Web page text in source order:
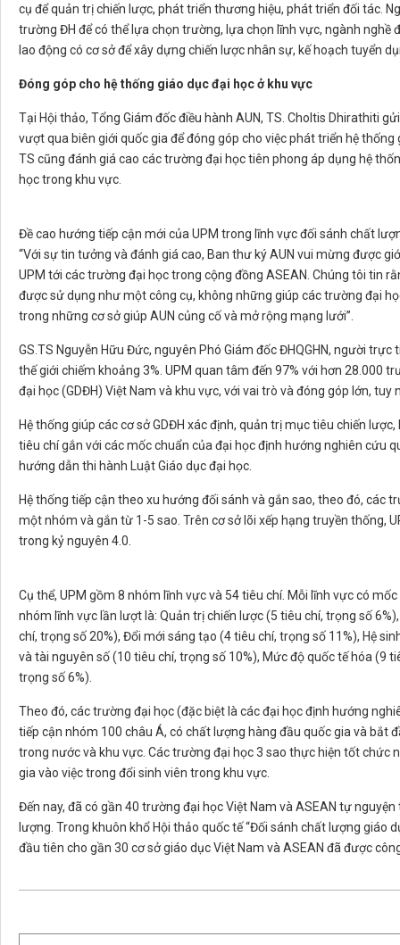
cụ để quản trị chiến lược, phát triển thương hiệu, phát triển đối tác.
trường ĐH để có thể lựa chọn trường, lựa chọn lĩnh vực, ngành
lao động có cơ sở để xây dựng chiến lược nhân sự, kế hoạch tuyển
Đóng góp cho hệ thống giáo dục đại học ở khu vực
Tại Hội thảo, Tổng Giám đốc điều hành AUN, TS. Choltis Dhirathiti
vượt qua biên giới quốc gia để đóng góp cho việc phát triển hệ
TS cũng đánh giá cao các trường đại học tiên phong áp dụng hệ
học trong khu vực.
Đề cao hướng tiếp cận mới của UPM trong lĩnh vực đối sánh chất
“Với sự tin tưởng và đánh giá cao, Ban thư ký AUN vui mừng được
UPM tới các trường đại học trong cộng đồng ASEAN. Chúng tôi tin
được sử dụng như một công cụ, không những giúp các trường đại
trong những cơ sở giúp AUN củng cố và mở rộng mạng lưới”.
GS.TS Nguyễn Hữu Đức, nguyên Phó Giám đốc ĐHQGHN, người
thế giới chiếm khoảng 3%. UPM quan tâm đến 97% với hơn 28.000
đại học (GDĐH) Việt Nam và khu vực, với vai trò và đóng góp lớn,
Hệ thống giúp các cơ sở GDĐH xác định, quản trị mục tiêu chiến
tiêu chí gắn với các mốc chuẩn của đại học định hướng nghiên cứu
hướng dẫn thi hành Luật Giáo dục đại học.
Hệ thống tiếp cận theo xu hướng đối sánh và gắn sao, theo đó, các
một nhóm và gắn từ 1-5 sao. Trên cơ sở lõi xếp hạng truyền thống,
trong kỷ nguyên 4.0.
Cụ thể, UPM gồm 8 nhóm lĩnh vực và 54 tiêu chí. Mỗi lĩnh vực có
nhóm lĩnh vực lần lượt là: Quản trị chiến lược (5 tiêu chí, trọng số
chí, trọng số 20%), Đổi mới sáng tạo (4 tiêu chí, trọng số 11%), Hệ
và tài nguyên số (10 tiêu chí, trọng số 10%), Mức độ quốc tế hóa (9
trọng số 6%).
Theo đó, các trường đại học (đặc biệt là các đại học định hướng
tiếp cận nhóm 100 châu Á, có chất lượng hàng đầu quốc gia và bắt
trong nước và khu vực. Các trường đại học 3 sao thực hiện tốt
gia vào việc trong đổi sinh viên trong khu vực.
Đến nay, đã có gần 40 trường đại học Việt Nam và ASEAN tự
lượng. Trong khuôn khổ Hội thảo quốc tế “Đối sánh chất lượng giáo
đầu tiên cho gần 30 cơ sở giáo dục Việt Nam và ASEAN đã được